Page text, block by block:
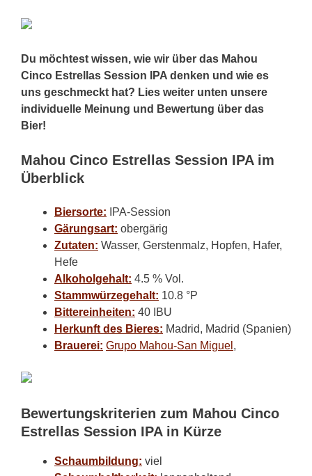
Du möchtest wissen, wie wir über das Mahou
Cinco Estrellas Session IPA denken und wie es
uns geschmeckt hat? Lies weiter unten unsere
individuelle Meinung und Bewertung über das
Bier!
Mahou Cinco Estrellas Session IPA im
Überblick
Biersorte: IPA-Session
Gärungsart: obergärig
Zutaten: Wasser, Gerstenmalz, Hopfen, Hafer,
Hefe
Alkoholgehalt: 4.5 % Vol.
Stammwürzegehalt: 10.8 °P
Bittereinheiten: 40 IBU
Herkunft des Bieres: Madrid, Madrid (Spanien)
Brauerei: Grupo Mahou-San Miguel ,
Bewertungskriterien zum Mahou Cinco
Estrellas Session IPA in Kürze
Schaumbildung: viel